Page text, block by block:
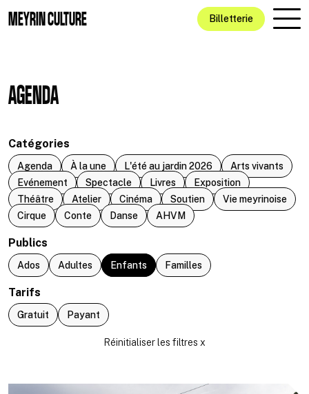
MEYRIN CULTURE Billetterie
AGENDA
Catégories
Agenda À la une L'été au jardin 2026
Arts vivants
Evénement
Spectacle Livres
Exposition
Théâtre
Atelier Cinéma Soutien
Vie meyrinoise
Cirque
Conte Danse AHVM
Publics
Ados Adultes Enfants Familles
Tarifs
Gratuit Payant